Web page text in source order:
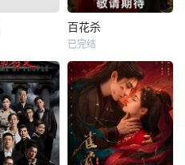
百花杀
已完结